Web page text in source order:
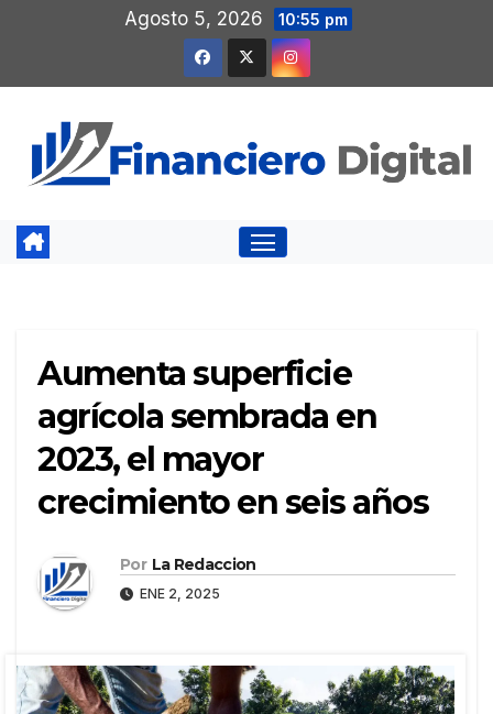
contenido
Agosto 5, 2026 10:55 pm
Aumenta superficie
agrícola sembrada en
2023, el mayor
crecimiento en seis años
Por La Redaccion
ENE 2, 2025